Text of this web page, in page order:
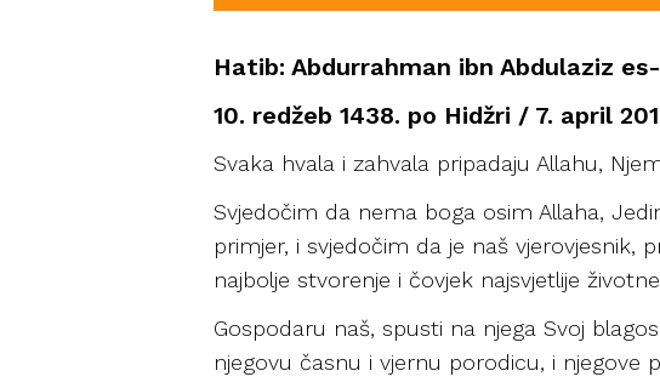
Hatib: Abdurrahman ibn Abdulaziz
10. redžeb 1438. po Hidžri / 7. april
Svaka hvala i zahvala pripadaju Allahu,
Svjedočim da nema boga osim Allaha,
primjer, i svjedočim da je naš vjerovjesnik,
najbolje stvorenje i čovjek najsvjetlije
Gospodaru naš, spusti na njega Svoj
njegovu časnu i vjernu porodicu, i njegove